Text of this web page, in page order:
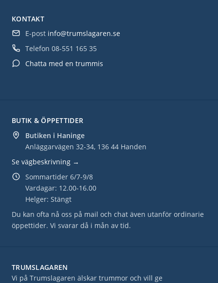
BUTIK & ÖPPETTIDER
Butiken i Haninge
Anläggarvägen 32-34, 136 44 Handen
Se vägbeskrivning →
Sommartider 6/7-9/8
Vardagar: 12.00-16.00
Helger: Stängt
Du kan ofta nå oss på mail och chat även utanför ordinarie
öppettider. Vi svarar då i mån av tid.
KONTAKT
E-post info@trumslagaren.se
Telefon 08-551 165 35
Chatta med en trummis
TRUMSLAGAREN
Vi på Trumslagaren älskar trummor och vill ge